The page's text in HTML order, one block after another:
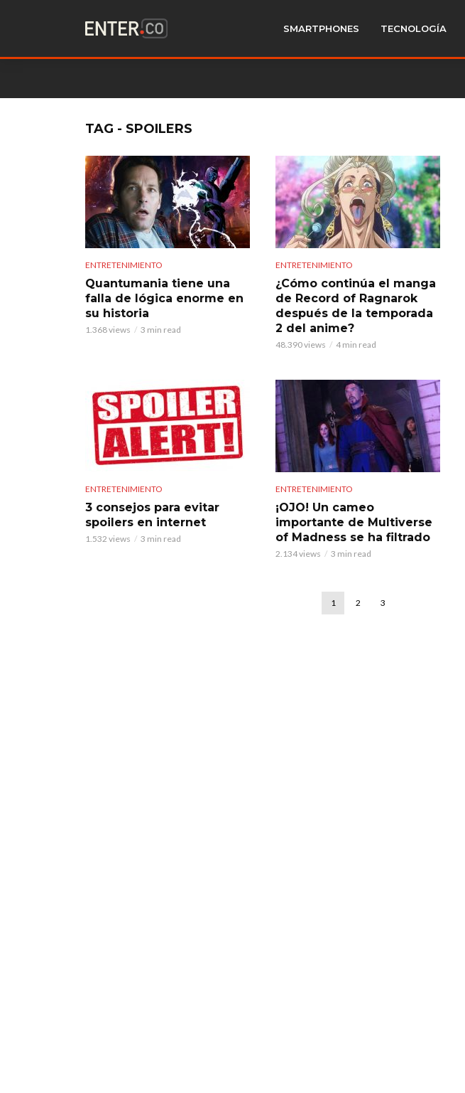
SMARTPHONES TECNOLOGÍA
TAG - SPOILERS
ENTRETENIMIENTO
Quantumania tiene una
falla de lógica enorme en
su historia
1.368 views 3 min read
ENTRETENIMIENTO
¿Cómo continúa el manga
de Record of Ragnarok
después de la temporada
2 del anime?
48.390 views 4 min read
ENTRETENIMIENTO
3 consejos para evitar
spoilers en internet
1.532 views 3 min read
ENTRETENIMIENTO
¡OJO! Un cameo
importante de Multiverse
of Madness se ha filtrado
2.134 views 3 min read
1 2 3